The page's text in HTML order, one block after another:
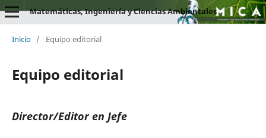
Matemáticas, Ingeniería y Ciencias Ambientales
Inicio / Equipo editorial
Equipo editorial
Director/Editor en Jefe